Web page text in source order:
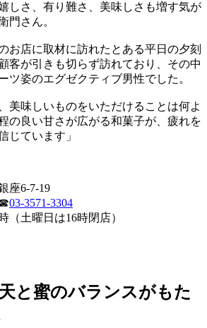
しさ、有り難さ、美味しさも増す気が
門さん。
お店に取材に訪れたとある平日の夕刻
客が引きも切らず訪れており、その中
ツ姿のエグゼクティブ男性でした。
美味しいものをいただけることは何よ
の良い甘さが広がる和菓子が、疲れを
じています」
座6-7-19
☎03-3571-3304
（土曜日は16時閉店）
と蜜のバランスがもた